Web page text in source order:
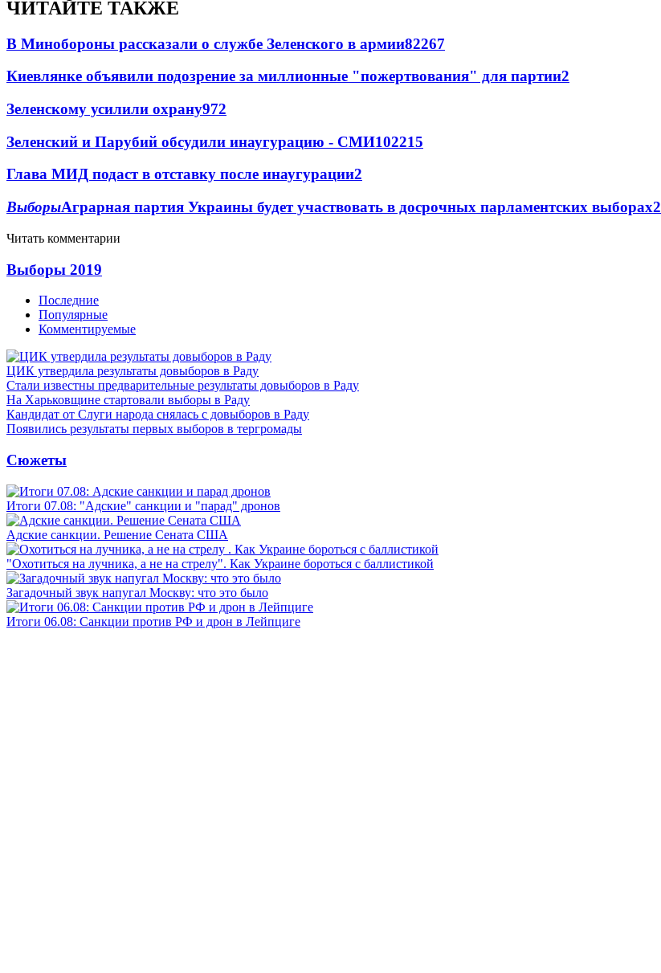
ЧИТАЙТЕ ТАКЖЕ
В Минобороны рассказали о службе Зеленского в армии82267
Киевлянке объявили подозрение за миллионные "пожертвования" для партии2
Зеленскому усилили охрану972
Зеленский и Парубий обсудили инаугурацию - СМИ102215
Глава МИД подаст в отставку после инаугурации2
ВыборыАграрная партия Украины будет участвовать в досрочных парламентских выборах2
Читать комментарии
Выборы 2019
Последние
Популярные
Комментируемые
ЦИК утвердила результаты довыборов в Раду
Стали известны предварительные результаты довыборов в Раду
На Харьковщине стартовали выборы в Раду
Кандидат от Слуги народа снялась с довыборов в Раду
Появились результаты первых выборов в тергромады
Сюжеты
Итоги 07.08: "Адские" санкции и "парад" дронов
Адские санкции. Решение Сената США
"Охотиться на лучника, а не на стрелу". Как Украине бороться с баллистикой
Загадочный звук напугал Москву: что это было
Итоги 06.08: Санкции против РФ и дрон в Лейпциге